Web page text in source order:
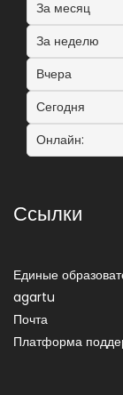
За месяц
За неделю
Вчера
Сегодня
Онлайн:
Ссылки
Единые
agartu
Почта
Платформа